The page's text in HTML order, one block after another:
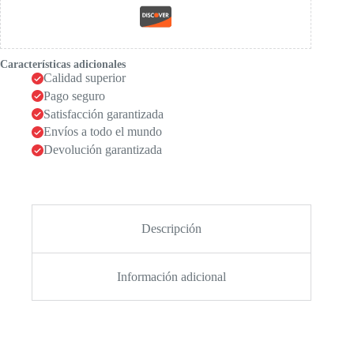
Características adicionales
Calidad superior
Pago seguro
Satisfacción garantizada
Envíos a todo el mundo
Devolución garantizada
Descripción
Información adicional